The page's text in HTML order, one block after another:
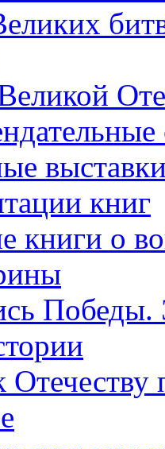
книг
книги о
Победы.